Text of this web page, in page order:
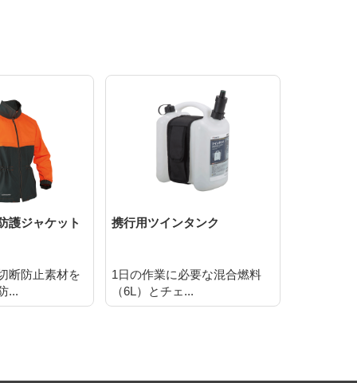
護ジャケット
断防止素材を
...
携行用ツインタンク
1日の作業に必要な混合燃料
（6L）とチェ...